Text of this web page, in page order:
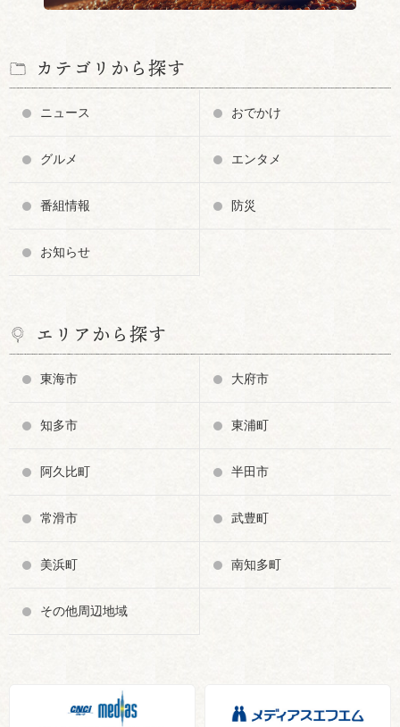
カテゴリから探す
ニュース おでかけ
グルメ エンタメ
番組情報 防災
お知らせ
エリアから探す
東海市 大府市
知多市 東浦町
阿久比町 半田市
常滑市 武豊町
美浜町 南知多町
その他周辺地域